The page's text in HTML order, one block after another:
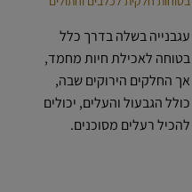
עגבנייה בשלה בדרך כלל
בטוחה לאכילת חיות מחמד,
אך החלקים הירוקים שבה,
כולל הגבעול והעלים, יכולים
להכיל רעלים מסוכנים.